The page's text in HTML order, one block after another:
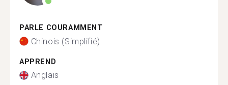
PARLE COURAMMENT
Chinois (Simplifié)
APPREND
Anglais